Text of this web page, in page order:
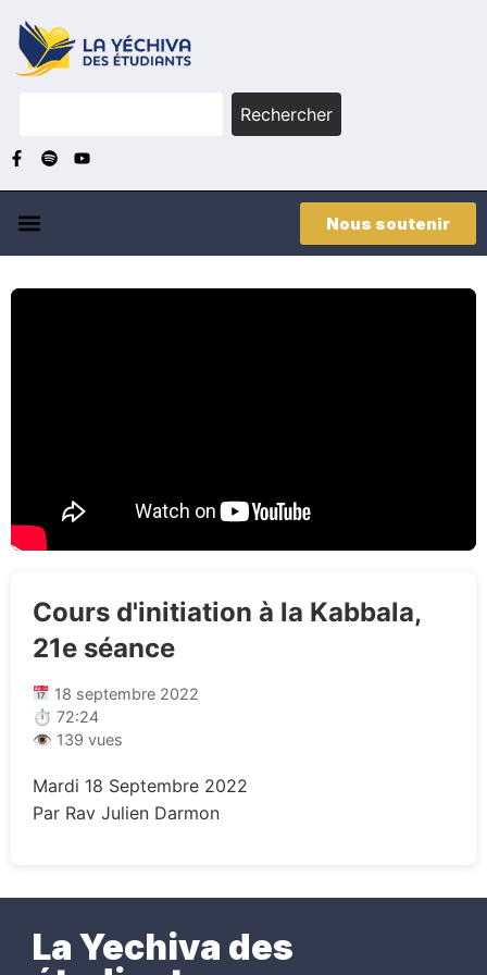
Rechercher
Nous soutenir
Cours d'initiation à la Kabbala,
21e séance
18 septembre 2022
⏱ 72:24
👁 139 vues
Mardi 18 Septembre 2022
Par Rav Julien Darmon
La Yechiva des